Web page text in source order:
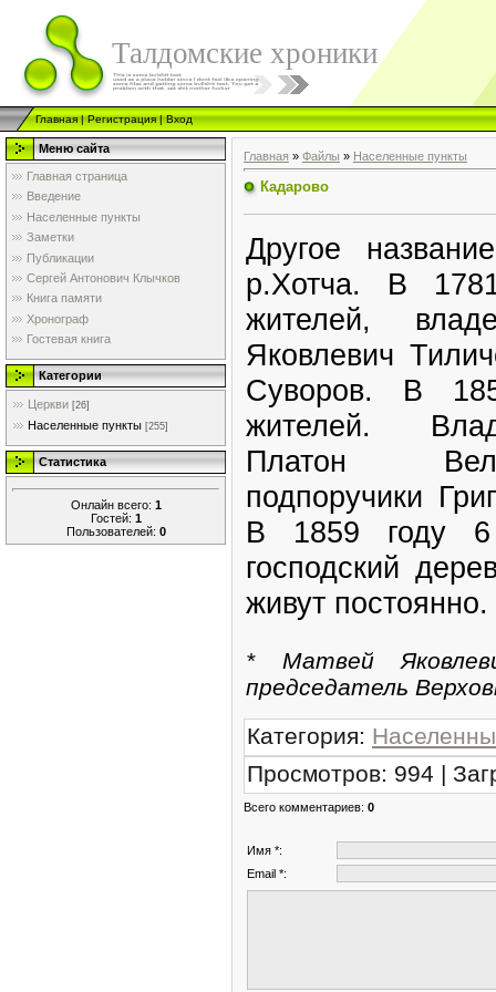
Талдомские хроники
Главная|Регистрация|Вход
Меню сайта
Главная страница
Введение
Населенные пункты
Заметки
Публикации
Сергей Антонович Клычков
Книга памяти
Хронограф
Гостевая книга
Категории
Церкви [26]
Населенные пункты [255]
Статистика
Онлайн всего: 1
Гостей: 1
Пользователей: 0
Главная » Файлы » Населенные пункты
Кадарово
Другое
р.Хотча. В
жителей,
Яковлевич
Суворов. В
жителей.
Платон
подпоручики
В 1859 году 6
господский
живут постоянно.
* Матвей
председатель
Категория:
Просмотров: 994 |
Всего комментариев: 0
Имя *:
Email *: